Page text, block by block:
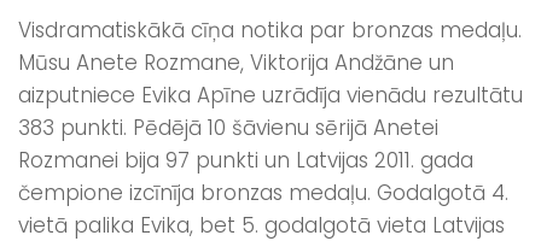
Visdramatiskākā cīņa notika par bronzas medaļu.
Mūsu Anete Rozmane, Viktorija Andžāne un
aizputniece Evika Apīne uzrādīja vienādu rezultātu
383 punkti. Pēdējā 10 šāvienu sērijā Anetei
Rozmanei bija 97 punkti un Latvijas 2011. gada
čempione izcīnīja bronzas medaļu. Godalgotā 4.
vietā palika Evika, bet 5. godalgotā vieta Latvijas